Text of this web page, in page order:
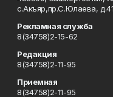
с.Акъяр,пр.С.Юлаева,
Рекламная служба
8(34758)2-15-62
Редакция
8(34758)2-11-95
Приемная
8(34758)2-11-95